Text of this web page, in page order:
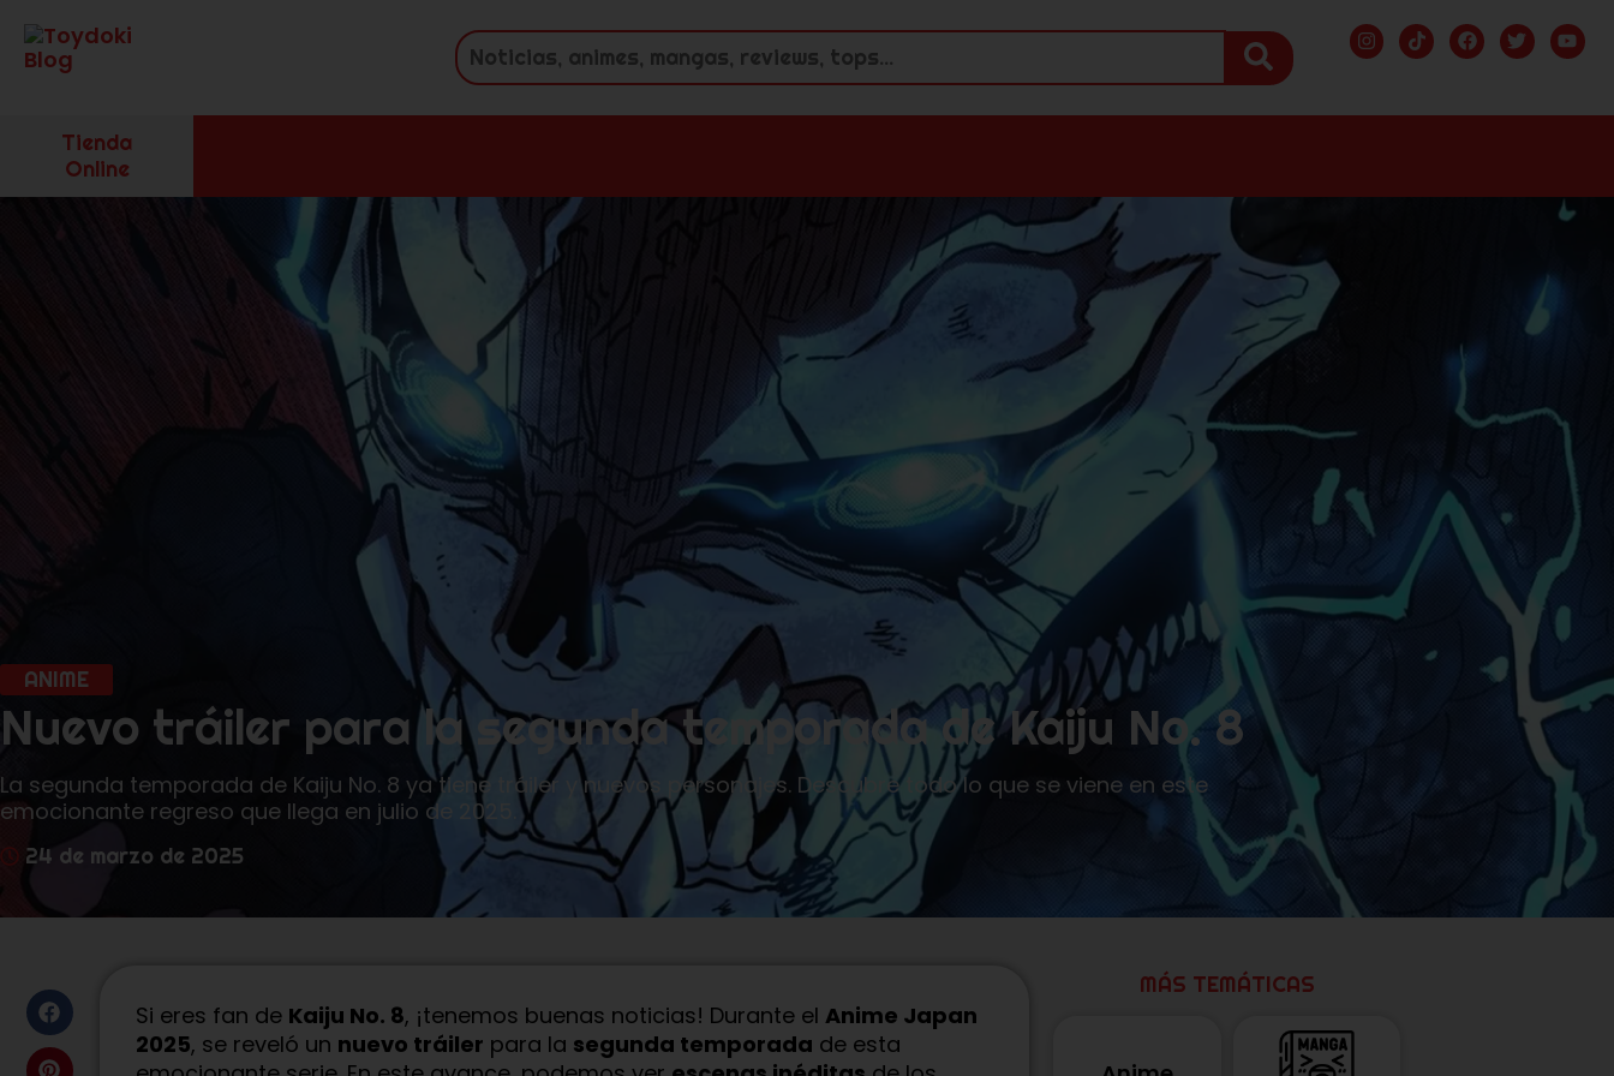
Tienda
Online
ANIME
Nuevo tráiler para la segunda temporada de Kaiju No. 8
La segunda temporada de Kaiju No. 8 ya tiene tráiler y nuevos personajes. Descubre todo lo que se viene en este
emocionante regreso que llega en julio de 2025.
24 de marzo de 2025
Si eres fan de Kaiju No. 8, ¡tenemos buenas noticias! Durante el Anime Japan
2025, se reveló un nuevo tráiler para la segunda temporada de esta
MÁS TEMÁTICAS